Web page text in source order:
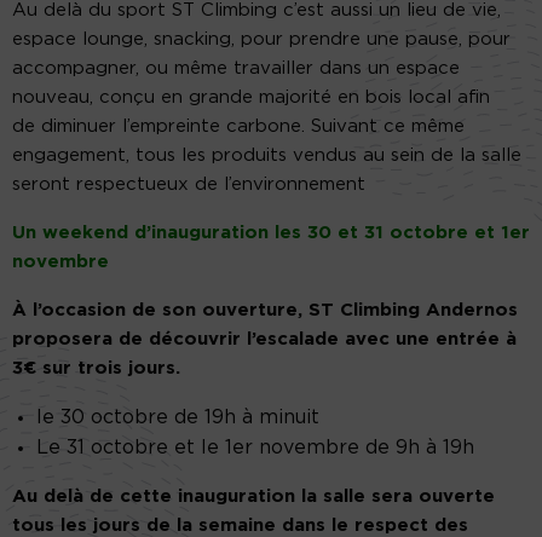
Au delà du sport ST Climbing c’est aussi un lieu de vie,
espace lounge, snacking, pour prendre une pause, pour
accompagner, ou même travailler dans un espace
nouveau, conçu en grande majorité en bois local afin
de diminuer l’empreinte carbone. Suivant ce même
engagement, tous les produits vendus au sein de la salle
seront respectueux de l’environnement
Un weekend d’inauguration les 30 et 31 octobre et 1er
novembre
À l’occasion de son ouverture, ST Climbing Andernos
proposera de découvrir l’escalade avec une entrée à
3€ sur trois jours.
le 30 octobre de 19h à minuit
Le 31 octobre et le 1er novembre de 9h à 19h
Au delà de cette inauguration la salle sera ouverte
tous les jours de la semaine dans le respect des